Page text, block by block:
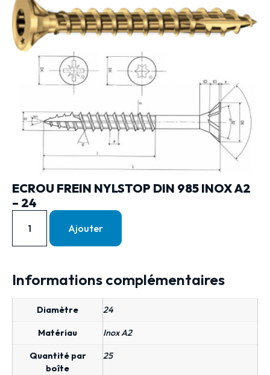
ECROU FREIN NYLSTOP DIN 985 INOX A2
– 24
Ajouter
Informations complémentaires
Diamètre 24
Matériau Inox A2
Quantité par
boîte
25